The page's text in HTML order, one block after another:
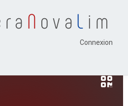
N ova L im
Connexion